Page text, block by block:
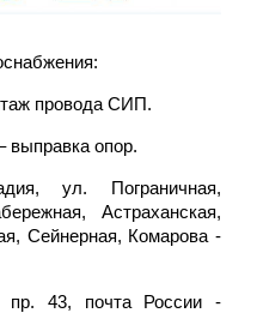
провода СИП.
выправка опор.
ул. Пограничная,
Астраханская,
Сейнерная, Комарова -
пр. 43, почта России -